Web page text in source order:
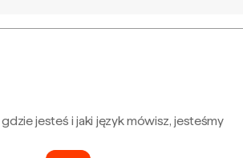
jesteś i jaki język mówisz, jesteśmy